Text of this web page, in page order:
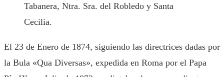
Tabanera, Ntra. Sra. del Robledo y Santa
Cecilia.
El 23 de Enero de 1874, siguiendo las directrices dadas por
la Bula «Qua Diversas», expedida en Roma por el Papa